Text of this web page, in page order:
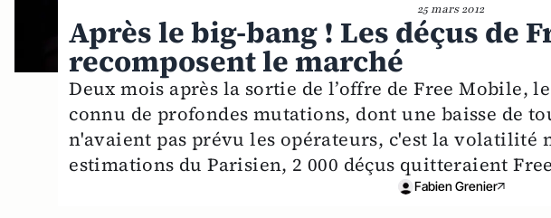
25 mars 2012
Après le big-bang ! Les déçus de
recomposent le marché
Deux mois après la sortie de l’offre de Free Mobile,
connu de profondes mutations, dont une baisse de
n'avaient pas prévu les opérateurs, c'est la volatilité
estimations du Parisien, 2 000 déçus quitteraient
Fabien Grenier